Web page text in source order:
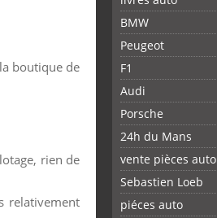
boutique de
rien de
relativement
FACEBOOKTWITTER
BMW
Peugeot
F1
Audi
Porsche
24h du Mans
vente pièces auto
Sebastien Loeb
piéces auto